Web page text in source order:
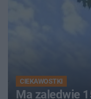
CIEKAWOSTKI
Ma zaledwie